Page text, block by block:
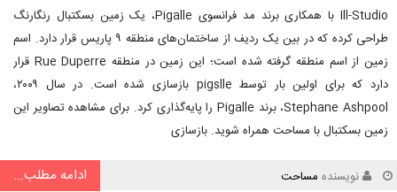
Ill-Studio با همکاری برند مد فرانسوی Pigalle، یک زمین بسکتبال رنگارنگ
طراحی کرده که در بین یک ردیف از ساختمان‌های منطقه ۹ پاریس قرار دارد. اسم
زمین از اسم منطقه گرفته شده است؛ این زمین در منطقه Rue Duperre قرار
دارد که برای اولین بار توسط pigslle بازسازی شده است. در سال ۲۰۰۹،
Stephane Ashpool، برند Pigalle را پایه‌گذاری کرد. برای مشاهده تصاویر این
زمین بسکتبال با مساحت همراه شوید. بازسازی
نویسنده مساحت ادامه مطلب...